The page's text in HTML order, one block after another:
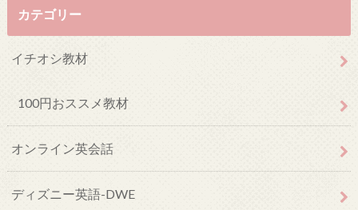
カテゴリー
イチオシ教材
100円おススメ教材
オンライン英会話
ディズニー英語-DWE